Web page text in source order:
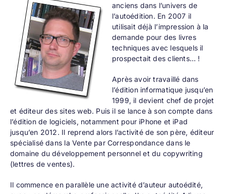
anciens dans l’univers de
l’autoédition. En 2007 il
utilisait déjà l’impression à la
demande pour des livres
techniques avec lesquels il
prospectait des clients… !
Après avoir travaillé dans
l’édition informatique jusqu’en
1999, il devient chef de projet
et éditeur des sites web. Puis il se lance à son compte dans
l’édition de logiciels, notamment pour iPhone et iPad
jusqu’en 2012. Il reprend alors l’activité de son père, éditeur
spécialisé dans la Vente par Correspondance dans le
domaine du développement personnel et du copywriting
(lettres de ventes).
Il commence en parallèle une activité d’auteur autoédité,